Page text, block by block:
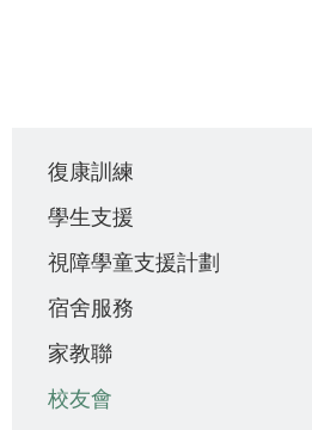
navigation
復康訓練
學生支援
視障學童支援計劃
宿舍服務
家教聯
校友會